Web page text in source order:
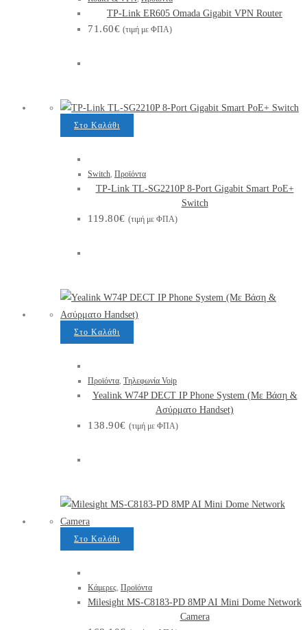
TP-Link ER605 Omada Gigabit VPN Router
71.60€ (τιμή με ΦΠΑ)
Στο Καλάθι
Switch, Προϊόντα
TP-Link TL-SG2210P 8-Port Gigabit Smart PoE+
Switch
119.80€ (τιμή με ΦΠΑ)
Στο Καλάθι
Προϊόντα, Τηλεφωνία Voip
Yealink W74P DECT IP Phone System (Με Βάση &
Ασύρματο Handset)
138.90€ (τιμή με ΦΠΑ)
Στο Καλάθι
Κάμερες, Προϊόντα
Milesight MS-C8183-PD 8MP AI Mini Dome Network
Camera